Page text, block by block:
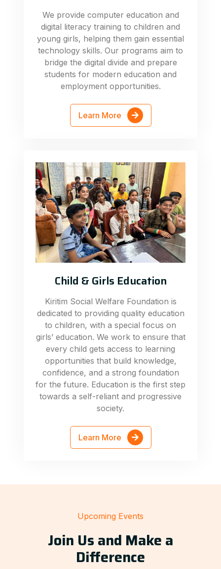
We provide computer education and
digital literacy training to children and
young girls, helping them gain essential
technology skills. Our programs aim to
bridge the digital divide and prepare
students for modern education and
employment opportunities.
Learn More
Child & Girls Education
Kiritim Social Welfare Foundation is
dedicated to providing quality education
to children, with a special focus on
girls’ education. We work to ensure that
every child gets access to learning
opportunities that build knowledge,
confidence, and a strong foundation
for the future. Education is the first step
towards a self-reliant and progressive
society.
Learn More
Upcoming Events
Join Us and Make a
Difference